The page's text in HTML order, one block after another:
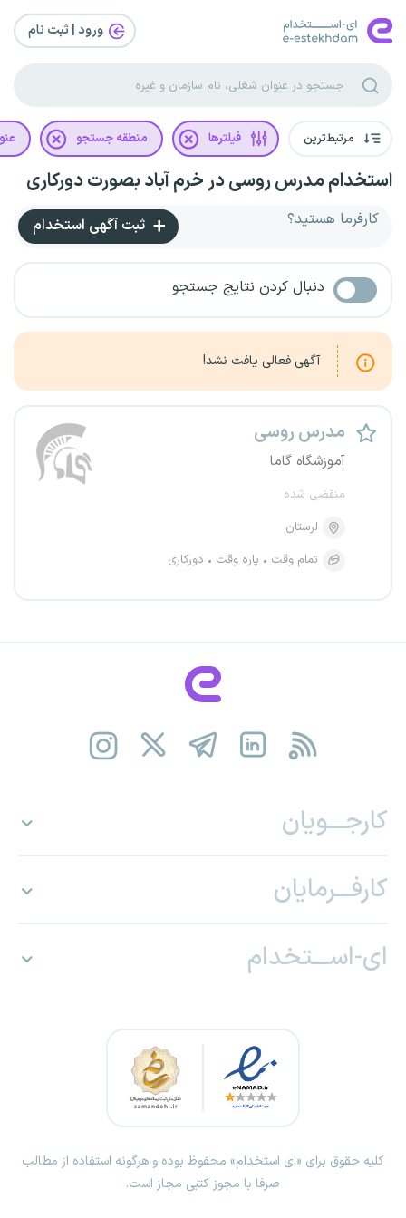
ورود | ثبت‌ نام
مرتبط‌ترین فیلترها منطقه جستجو
استخدام مدرس روسی در خرم آباد بصورت دورکاری
کارفرما هستید؟ ثبت آگهی استخدام
دنبال کردن نتایج جستجو
آگهی فعالی یافت نشد!
مدرس روسی
آموزشگاه گاما
منقضی شده
لرستان
تمام وقت
پاره وقت دورکاری
کارجـــویان
کارفـــرمایان
ای-اســـتخدام
کلیه حقوق برای «ای استخدام» محفوظ بوده و هرگونه استفاده از مطالب
صرفا با مجوز کتبی مجاز است.